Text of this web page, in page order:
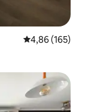
Vlerësimi
4,86 (165)